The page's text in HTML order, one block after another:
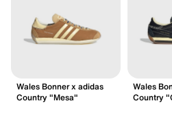
Wales Bonner x adidas
Country "Mesa"
Wales
Country